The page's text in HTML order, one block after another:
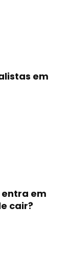
em
entra em
cair?